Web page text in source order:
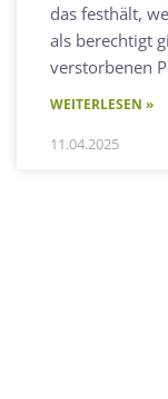
das festhält,
als berechtigt
verstorbenen
WEITERLESEN »
11.04.2025